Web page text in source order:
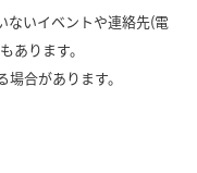
ないイベントや連絡先(電
あります。
合があります。